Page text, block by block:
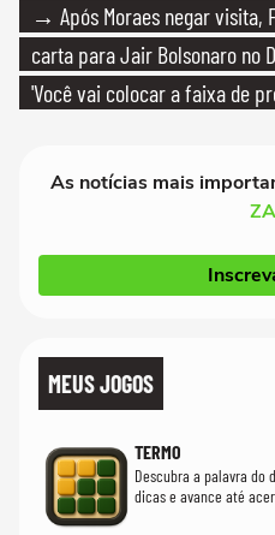
→ Após Moraes negar visita,
carta para Jair Bolsonaro no
'Você vai colocar a faixa de
As notícias mais
MEUS JOGOS
TERMO
Descubra a palavra do
dicas e avance até